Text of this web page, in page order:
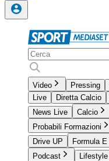
Video Pressing
Live
Diretta Calcio
News Live
Calcio
Probabili Formazioni
Drive UP
Formula E
Podcast
Lifestyle